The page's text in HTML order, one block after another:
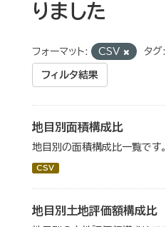
りました
フォーマット: CSV タグ:
フィルタ結果
地目別面積構成比
地目別の面積構成比一覧です。
CSV
地目別土地評価額構成比